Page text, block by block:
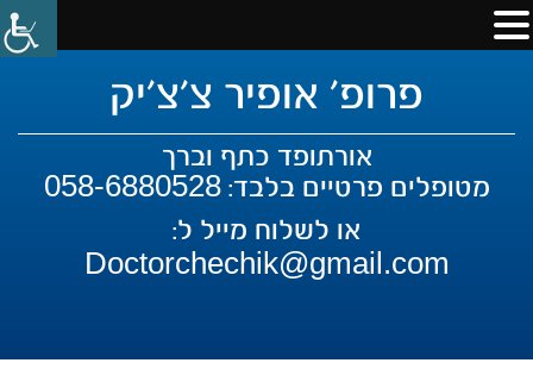
פרופ' אופיר צ'צ'יק
אורתופד כתף וברך
מטופלים פרטיים בלבד: 058-6880528
או לשלוח מייל ל:
Doctorchechik@gmail.com